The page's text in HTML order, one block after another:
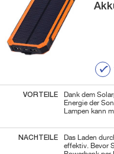
VORTEILE
Dank dem
Energie der
Lampen kann
NACHTEILE
Das Laden
effektiv. Bevor